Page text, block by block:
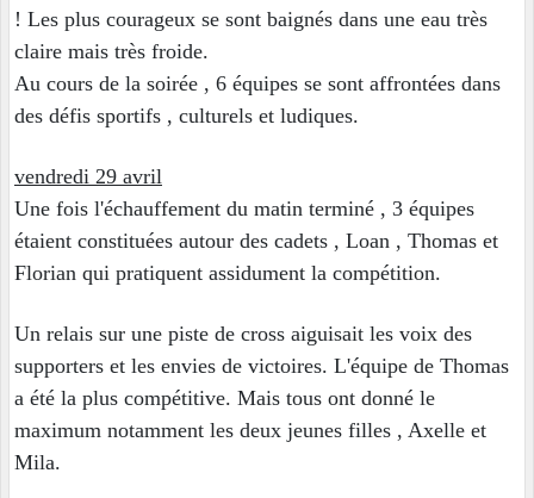
! Les plus courageux se sont baignés dans une eau très
claire mais très froide.
Au cours de la soirée , 6 équipes se sont affrontées dans
des défis sportifs , culturels et ludiques.
vendredi 29 avril
Une fois l'échauffement du matin terminé , 3 équipes
étaient constituées autour des cadets , Loan , Thomas et
Florian qui pratiquent assidument la compétition.
Un relais sur une piste de cross aiguisait les voix des
supporters et les envies de victoires. L'équipe de Thomas
a été la plus compétitive. Mais tous ont donné le
maximum notamment les deux jeunes filles , Axelle et
Mila.